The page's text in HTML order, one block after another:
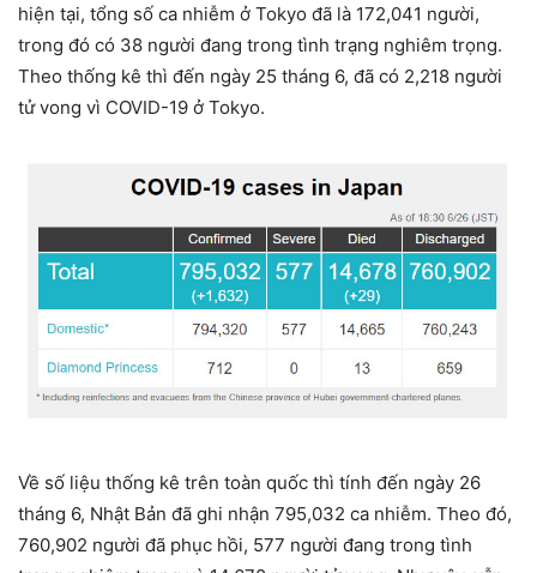
hiện tại, tổng số ca nhiễm ở Tokyo đã là 172,041 người,
trong đó có 38 người đang trong tình trạng nghiêm trọng.
Theo thống kê thì đến ngày 25 tháng 6, đã có 2,218 người
tử vong vì COVID-19 ở Tokyo.
Về số liệu thống kê trên toàn quốc thì tính đến ngày 26
tháng 6, Nhật Bản đã ghi nhận 795,032 ca nhiễm. Theo đó,
760,902 người đã phục hồi, 577 người đang trong tình